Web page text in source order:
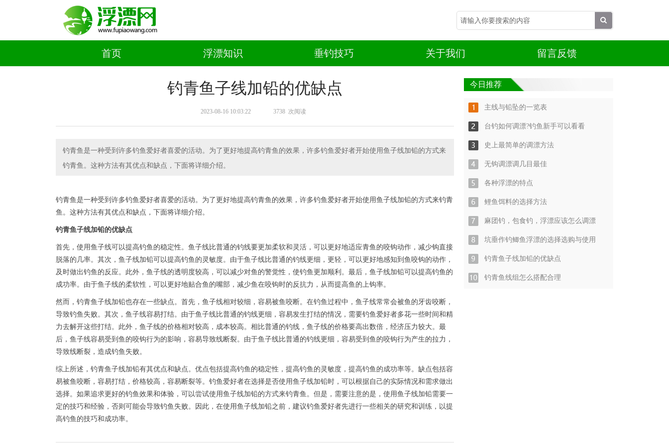
首页 浮漂知识 垂钓技巧 关于我们 留言反馈
钓青鱼子线加铅的优缺点
2023-08-16 10:03:22 3738 次阅读
钓青鱼是一种受到许多钓鱼爱好者喜爱的活动。为了更好地提高钓青鱼的效果，许多钓鱼爱好者开始使用鱼子线加铅的方式来
钓青鱼。这种方法有其优点和缺点，下面将详细介绍。
钓青鱼是一种受到许多钓鱼爱好者喜爱的活动。为了更好地提高钓青鱼的效果，许多钓鱼爱好者开始使用鱼子线加铅的方式来钓青
鱼。这种方法有其优点和缺点，下面将详细介绍。
钓青鱼子线加铅的优缺点
首先，使用鱼子线可以提高钓鱼的稳定性。鱼子线比普通的钓线要更加柔软和灵活，可以更好地适应青鱼的咬钩动作，减少钩直接
脱落的几率。其次，鱼子线加铅可以提高钓鱼的灵敏度。由于鱼子线比普通的钓线更细，更轻，可以更好地感知到鱼咬钩的动作，
及时做出钓鱼的反应。此外，鱼子线的透明度较高，可以减少对鱼的警觉性，使钓鱼更加顺利。最后，鱼子线加铅可以提高钓鱼的
成功率。由于鱼子线的柔软性，可以更好地贴合鱼的嘴部，减少鱼在咬钩时的反抗力，从而提高鱼的上钩率。
然而，钓青鱼子线加铅也存在一些缺点。首先，鱼子线相对较细，容易被鱼咬断。在钓鱼过程中，鱼子线常常会被鱼的牙齿咬断，
导致钓鱼失败。其次，鱼子线容易打结。由于鱼子线比普通的钓线更细，容易发生打结的情况，需要钓鱼爱好者多花一些时间和精
力去解开这些打结。此外，鱼子线的价格相对较高，成本较高。相比普通的钓线，鱼子线的价格要高出数倍，经济压力较大。最
后，鱼子线容易受到鱼的咬钩行为的影响，容易导致线断裂。由于鱼子线比普通的钓线更细，容易受到鱼的咬钩行为产生的拉力，
导致线断裂，造成钓鱼失败。
综上所述，钓青鱼子线加铅有其优点和缺点。优点包括提高钓鱼的稳定性，提高钓鱼的灵敏度，提高钓鱼的成功率等。缺点包括容
易被鱼咬断，容易打结，价格较高，容易断裂等。钓鱼爱好者在选择是否使用鱼子线加铅时，可以根据自己的实际情况和需求做出
选择。如果追求更好的钓鱼效果和体验，可以尝试使用鱼子线加铅的方式来钓青鱼。但是，需要注意的是，使用鱼子线加铅需要一
定的技巧和经验，否则可能会导致钓鱼失败。因此，在使用鱼子线加铅之前，建议钓鱼爱好者先进行一些相关的研究和训练，以提
高钓鱼的技巧和成功率。
今日推荐
主线与铅坠的一览表
台钓如何调漂?钓鱼新手可以看看
史上最简单的调漂方法
无钩调漂调几目最佳
各种浮漂的特点
鲤鱼饵料的选择方法
麻团钓，包食钓，浮漂应该怎么调漂
坑垂作钓鲫鱼浮漂的选择选购与使用
钓青鱼子线加铅的优缺点
钓青鱼线组怎么搭配合理